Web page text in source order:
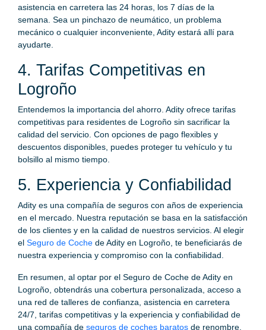
asistencia en carretera las 24 horas, los 7 días de la
semana. Sea un pinchazo de neumático, un problema
mecánico o cualquier inconveniente, Adity estará allí para
ayudarte.
4. Tarifas Competitivas en
Logroño
Entendemos la importancia del ahorro. Adity ofrece tarifas
competitivas para residentes de Logroño sin sacrificar la
calidad del servicio. Con opciones de pago flexibles y
descuentos disponibles, puedes proteger tu vehículo y tu
bolsillo al mismo tiempo.
5. Experiencia y Confiabilidad
Adity es una compañía de seguros con años de experiencia
en el mercado. Nuestra reputación se basa en la satisfacción
de los clientes y en la calidad de nuestros servicios. Al elegir
el Seguro de Coche de Adity en Logroño, te beneficiarás de
nuestra experiencia y compromiso con la confiabilidad.
En resumen, al optar por el Seguro de Coche de Adity en
Logroño, obtendrás una cobertura personalizada, acceso a
una red de talleres de confianza, asistencia en carretera
24/7, tarifas competitivas y la experiencia y confiabilidad de
una compañía de seguros de coches baratos de renombre.